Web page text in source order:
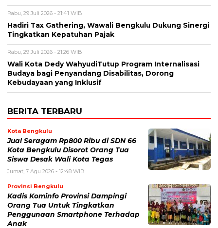
Rabu, 29 Juli 2026 - 21:41 WIB
Hadiri Tax Gathering, Wawali Bengkulu Dukung Sinergi
Tingkatkan Kepatuhan Pajak
Rabu, 29 Juli 2026 - 21:26 WIB
Wali Kota Dedy WahyudiTutup Program Internalisasi
Budaya bagi Penyandang Disabilitas, Dorong
Kebudayaan yang Inklusif
BERITA TERBARU
Kota Bengkulu
Jual Seragam Rp800 Ribu di SDN 66
Kota Bengkulu Disorot Orang Tua
Siswa Desak Wali Kota Tegas
Jumat, 7 Agu 2026 - 12:48 WIB
Provinsi Bengkulu
Kadis Kominfo Provinsi Dampingi
Orang Tua Untuk Tingkatkan
Penggunaan Smartphone Terhadap
Anak